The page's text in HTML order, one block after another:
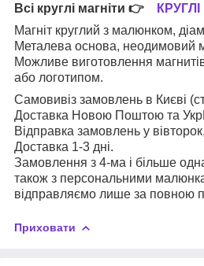
Всі круглі магніти 👉
Магніт круглий з малюнком,
Металева основа, неодимовий
Можливе виготовлення
або логотипом.
Самовивіз замовлень в Києві
Доставка Новою Поштою та
Відправка замовлень у
Доставка 1-3 дні.
Замовлення з 4-ма і більше
також з персональними
відправляємо лише за повною
Приховати